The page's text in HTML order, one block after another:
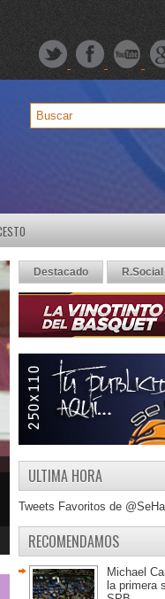
Destacado R.Social
ULTIMA HORA
Tweets Favoritos de
RECOMENDAMOS
Michael
la primera